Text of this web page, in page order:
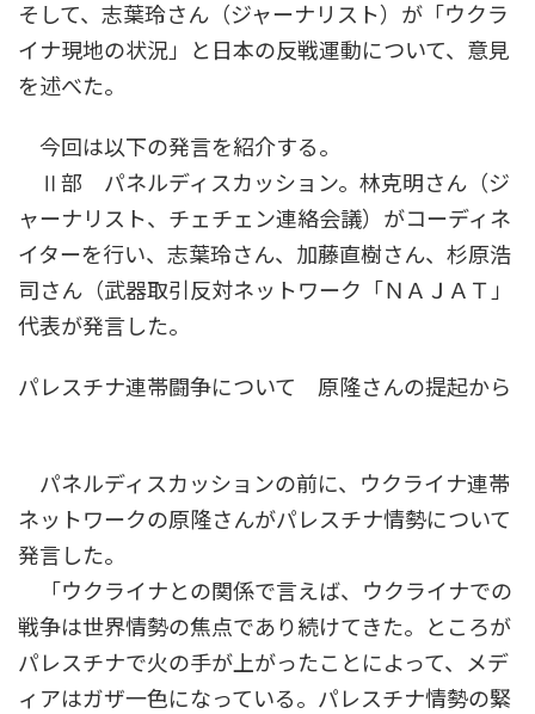
そして、志葉玲さん（ジャーナリスト）が「ウクラ
イナ現地の状況」と日本の反戦運動について、意見
を述べた。
今回は以下の発言を紹介する。
Ⅱ部 パネルディスカッション。林克明さん（ジ
ャーナリスト、チェチェン連絡会議）がコーディネ
イターを行い、志葉玲さん、加藤直樹さん、杉原浩
司さん（武器取引反対ネットワーク「ＮＡＪＡＴ」
代表が発言した。
パレスチナ連帯闘争について 原隆さんの提起から
パネルディスカッションの前に、ウクライナ連帯
ネットワークの原隆さんがパレスチナ情勢について
発言した。
「ウクライナとの関係で言えば、ウクライナでの
戦争は世界情勢の焦点であり続けてきた。ところが
パレスチナで火の手が上がったことによって、メデ
ィアはガザ一色になっている。パレスチナ情勢の緊